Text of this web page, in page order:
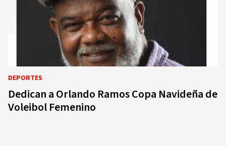
DEPORTES
Dedican a Orlando Ramos Copa Navideña de
Voleibol Femenino